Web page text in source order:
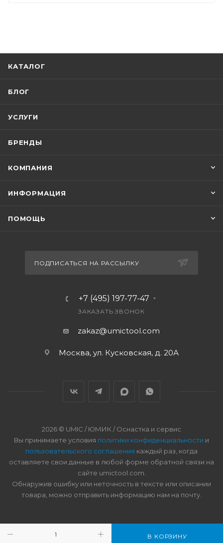
В КОРЗИНУ
КАТАЛОГ
БЛОГ
УСЛУГИ
БРЕНДЫ
КОМПАНИЯ
ИНФОРМАЦИЯ
ПОМОЩЬ
ПОДПИСАТЬСЯ НА РАССЫЛКУ
+7 (495) 197-77-47
ЗАКАЗАТЬ ЗВОНОК
zakaz@umictool.com
Москва, ул. Кусковская, д. 20А
2026 © UMIC / ЮМИК / Оснастка и сервис
Вы принимаете условия политики конфиденциальности и
пользовательского соглашения каждый раз, когда
оставляете свои данные в любой форме обратной связи на
сайте umictool.com.
Обнаружив ошибку или неточность в тексте или описании
товара, можно отправить информацию нам на почту.